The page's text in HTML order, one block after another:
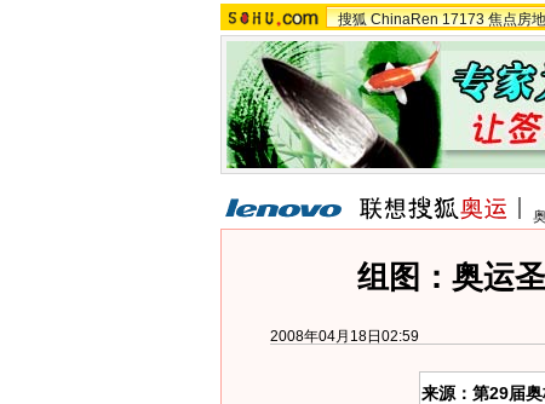
搜狐 ChinaRen 17173 焦点房
组图：奥运
2008年04月18日02:59
来源：第29届